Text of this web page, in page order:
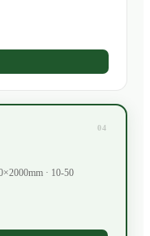
04
· 10-50